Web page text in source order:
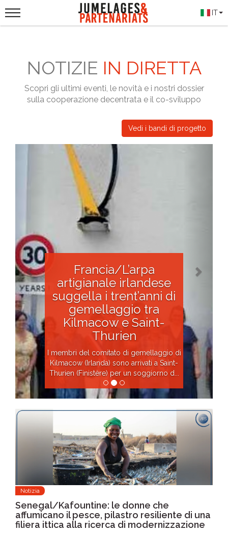
IT
NOTIZIE IN DIRETTA
Scopri gli ultimi eventi, le novità e i nostri dossier
sulla cooperazione decentrata e il co-sviluppo
Vedi i bandi di progetto
Francia/L’arpa
artigianale irlandese
suggella i trent’anni di
gemellaggio tra
Kilmacow e Saint-
Thurien
I membri del comitato di gemellaggio di
Kilmacow (Irlanda) sono arrivati a Saint-
Thurien (Finistère) per un soggiorno d...
Previous
Notizia
Senegal/Kafountine: le donne che
affumicano il pesce, pilastro resiliente di una
filiera ittica alla ricerca di modernizzazione